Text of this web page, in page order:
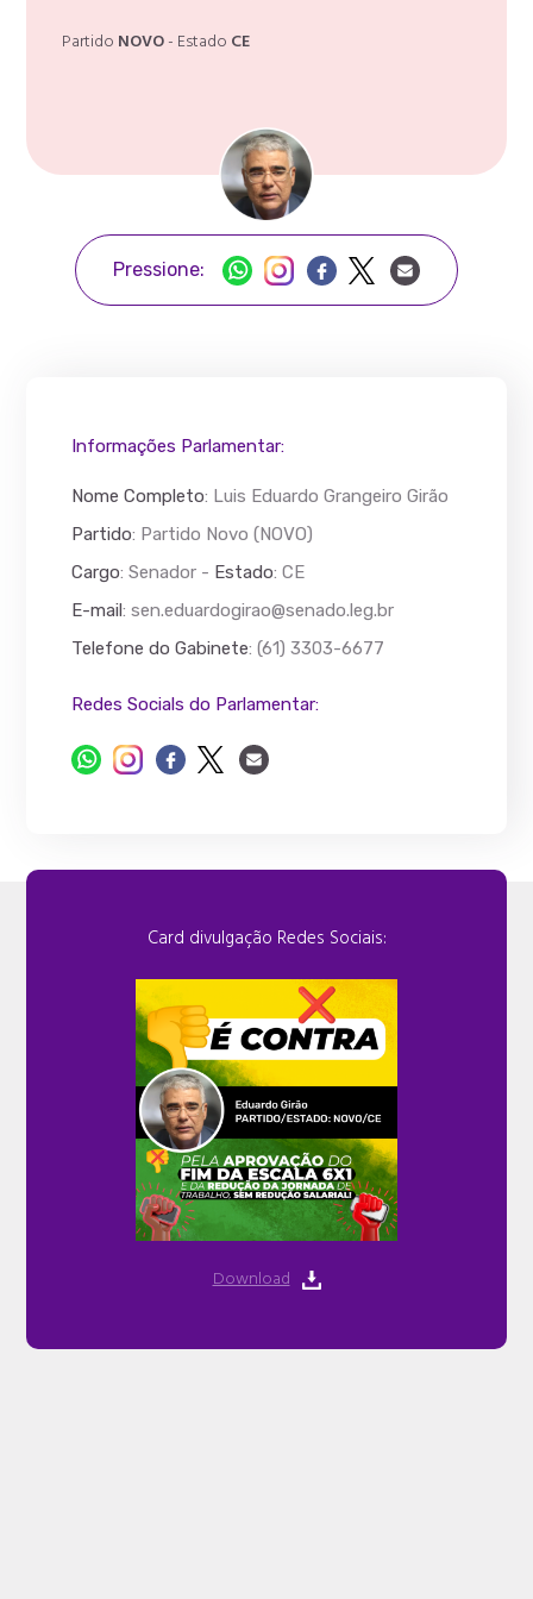
Partido NOVO- Estado CE
Pressione:
Informações Parlamentar:
Nome Completo: Luis Eduardo Grangeiro Girão
Partido: Partido Novo (NOVO)
Cargo: Senador - Estado: CE
E-mail:sen.eduardogirao@senado.leg.br
Telefone do Gabinete: (61) 3303-6677
Redes Socials do Parlamentar:
Card divulgação Redes Sociais:
Download